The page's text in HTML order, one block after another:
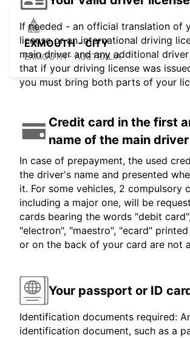
EXMOUTH - CITY
EXMOUTH - AUSTRALIA
If needed - an official translation of
license or an international driving
main driver and any additional
that if your driving license was
you must bring both parts of your
Credit card in the first
name of the main driver
In case of prepayment, the used
the driver's name and presented
it. For some vehicles, 2 compulsory
including a major one, will be
cards bearing the words "debit
"electron", "maestro", "ecard"
or on the back of your card are not
Your passport or ID
Identification documents required:
identification document, such as a